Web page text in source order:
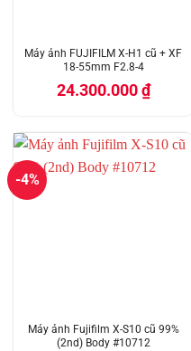
Máy ảnh FUJIFILM X-H1 cũ + XF
18-55mm F2.8-4
24.300.000₫
-4%
Máy ảnh Fujifilm X-S10 cũ 99%
(2nd) Body #10712